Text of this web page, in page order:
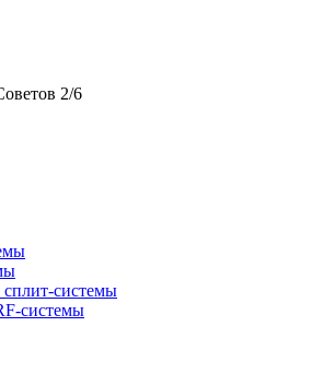
2/6
системы
системы